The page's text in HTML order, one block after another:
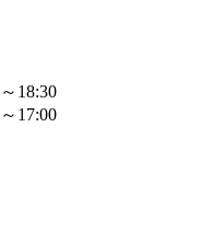
18:30
17:00